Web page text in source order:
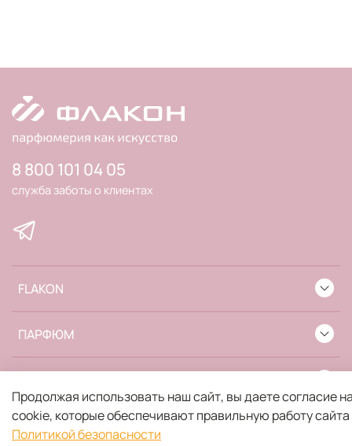
FLAKON
ПАРФЮМ
8 800 101 04 05
служба заботы о клиентах
Продолжая использовать наш сайт, вы даете согласие
cookie, которые обеспечивают правильную работу
Политикой безопасности